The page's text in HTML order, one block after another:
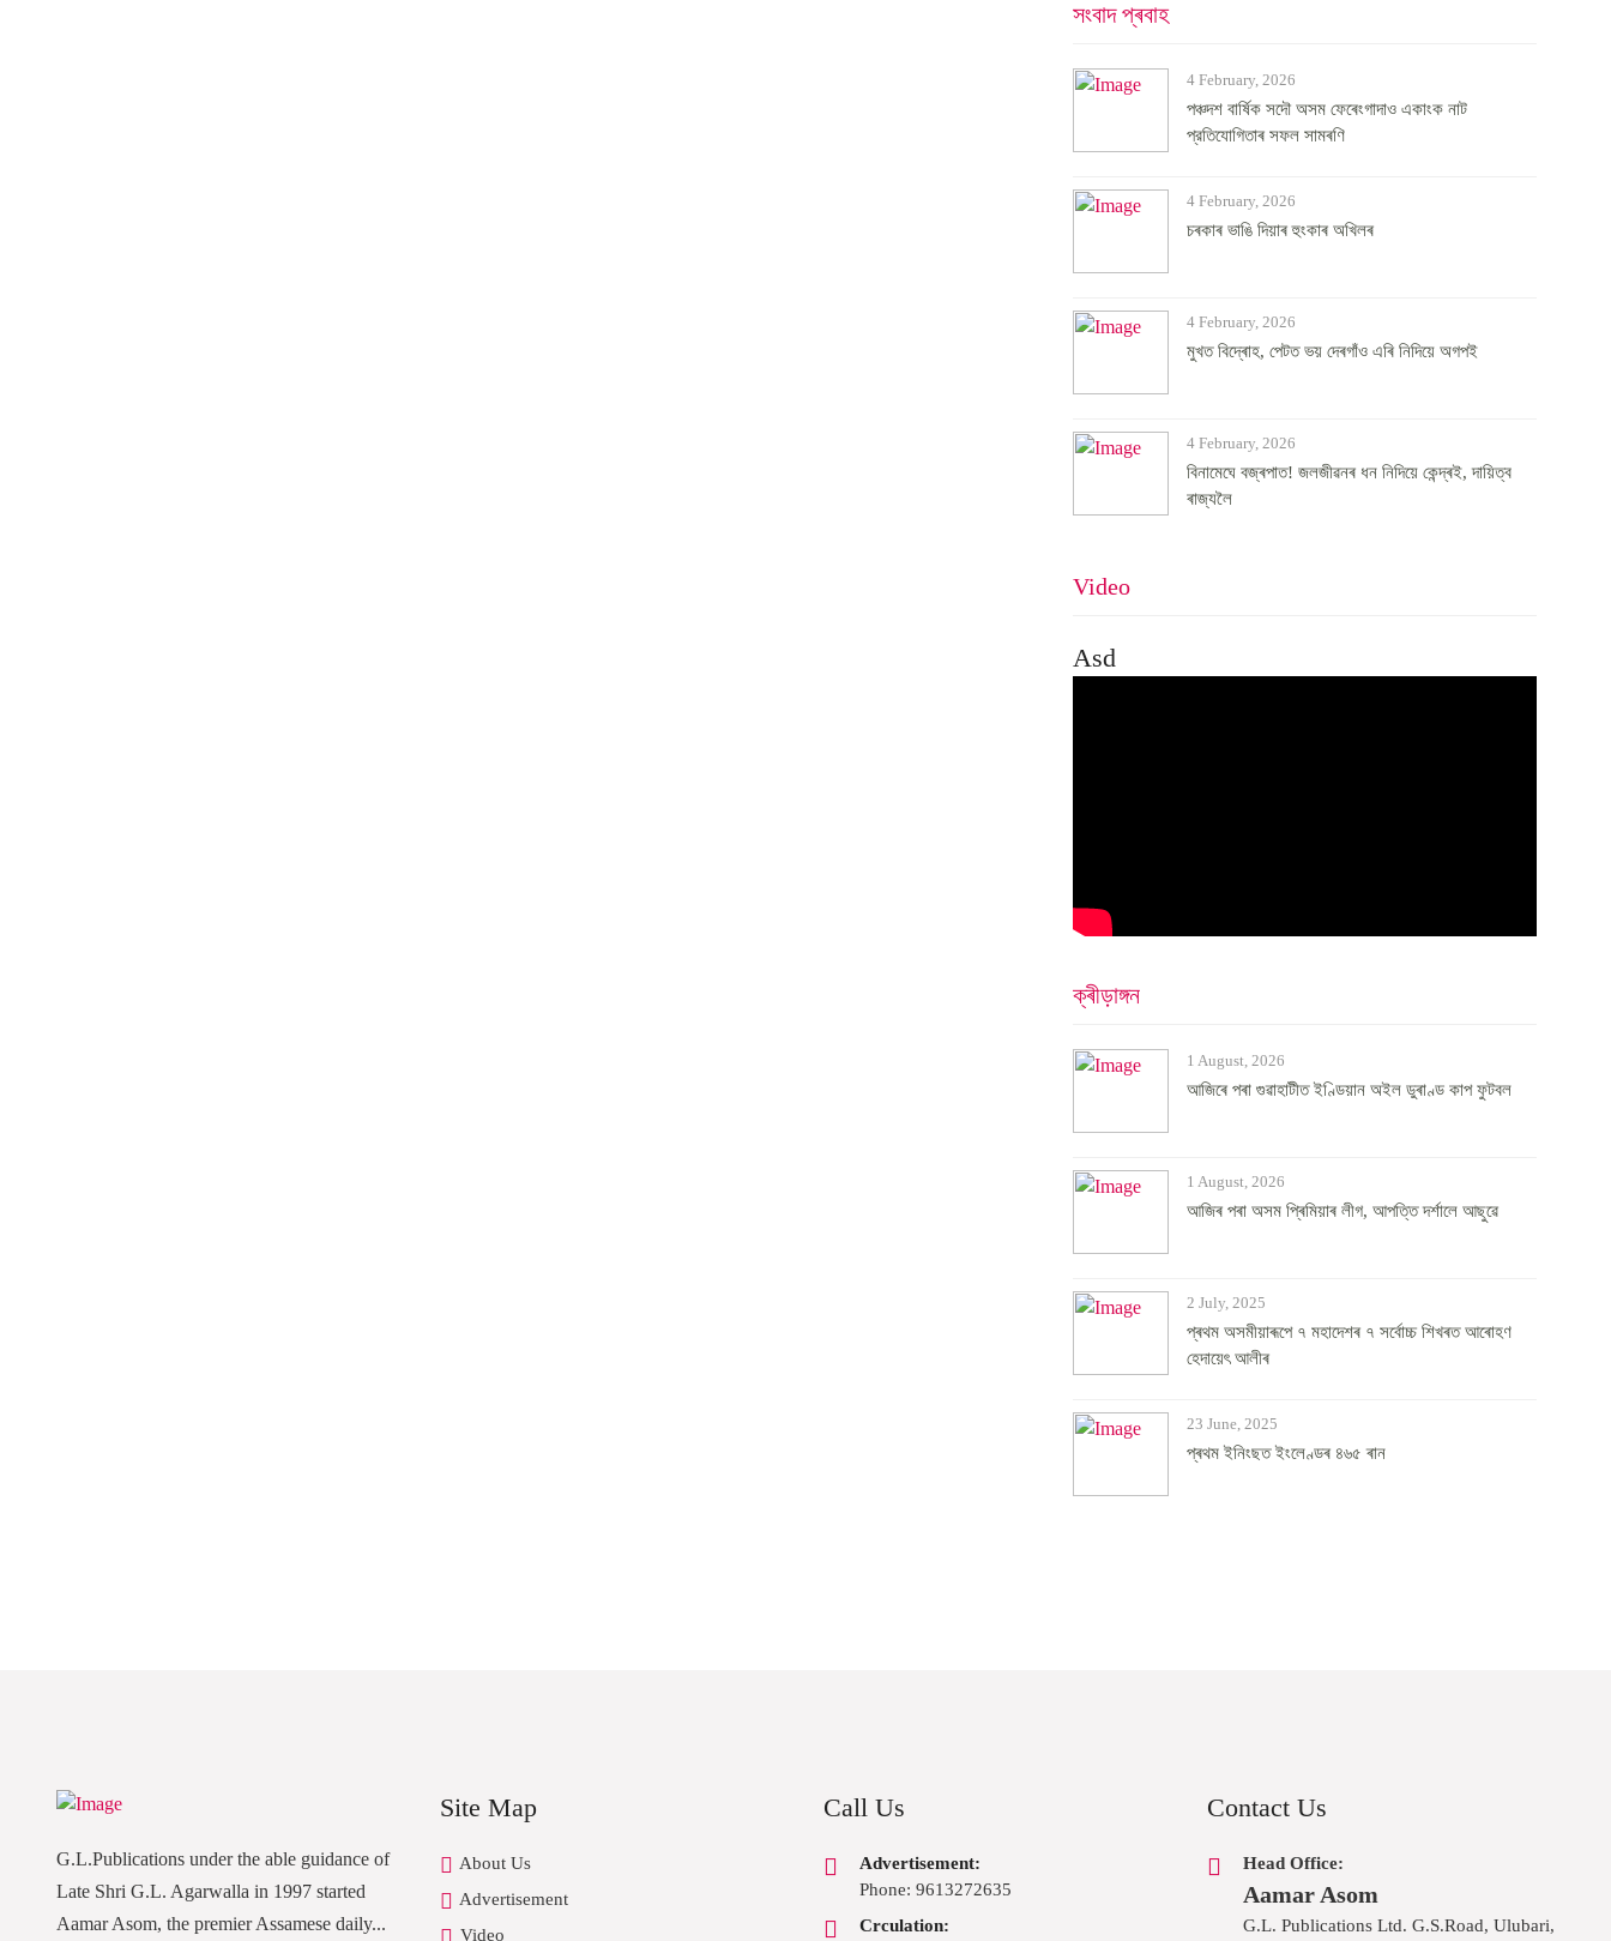
সংবাদ প্ৰবাহ
4 February, 2026
পঞ্চদশ বার্ষিক সদৌ অসম ফেৰেংগাদাও একাংক নাট
প্রতিযোগিতাৰ সফল সামৰণি
4 February, 2026
চৰকাৰ ভাঙি দিয়াৰ হুংকাৰ অখিলৰ
4 February, 2026
মুখত বিদ্ৰোহ, পেটত ভয় দেৰগাঁও এৰি নিদিয়ে অগপই
4 February, 2026
বিনামেঘে বজ্ৰপাত! জলজীৱনৰ ধন নিদিয়ে কেন্দ্ৰই, দায়িত্ব
ৰাজ্যলৈ
Video
Asd
ক্ৰীড়াঙ্গন
1 August, 2026
আজিৰে পৰা গুৱাহাটীত ইণ্ডিয়ান অইল ডুৰাণ্ড কাপ ফুটবল
1 August, 2026
আজিৰ পৰা অসম প্ৰিমিয়াৰ লীগ, আপত্তি দৰ্শালে আছুৱে
2 July, 2025
প্ৰথম অসমীয়াৰূপে ৭ মহাদেশৰ ৭ সৰ্বোচ্চ শিখৰত আৰোহণ
হেদায়েৎ আলীৰ
23 June, 2025
প্ৰথম ইনিংছত ইংলেণ্ডৰ ৪৬৫ ৰান
G.L.Publications under the able guidance of
Late Shri G.L. Agarwalla in 1997 started
Aamar Asom, the premier Assamese daily...
Site Map
About Us
Advertisement
Video
Call Us
Advertisement:
Phone: 9613272635
Crculation:
Contact Us
Head Office:
Aamar Asom
G.L. Publications Ltd. G.S.Road, Ulubari,